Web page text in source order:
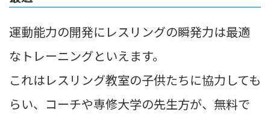
運動能力の開発にレスリングの瞬発力は最適
なトレーニングといえます。
これはレスリング教室の子供たちに協力しても
らい、コーチや専修大学の先生方が、無料で